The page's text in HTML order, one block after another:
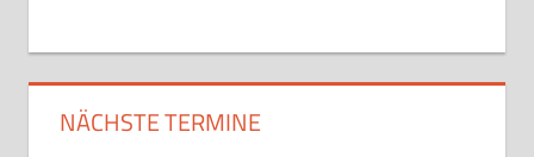
NÄCHSTE TERMINE